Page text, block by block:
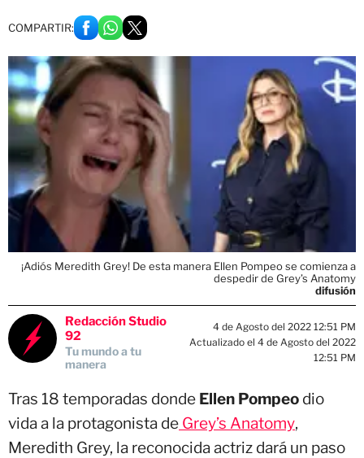
COMPARTIR:
¡Adiós Meredith Grey! De esta manera Ellen Pompeo se comienza a
despedir de Grey’s Anatomy
difusión
Redacción Studio
92
Tu mundo a tu
manera
4 de Agosto del 2022 12:51 PM
Actualizado el 4 de Agosto del 2022
12:51 PM
Tras 18 temporadas donde Ellen Pompeo dio
vida a la protagonista de Grey’s Anatomy,
Meredith Grey, la reconocida actriz dará un paso